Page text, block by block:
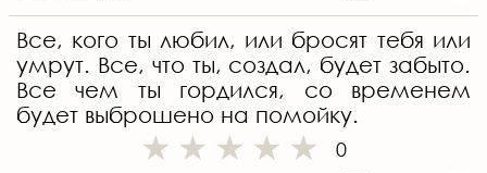
Все, кого ты любил, или бросят тебя или
умрут. Все, что ты, создал, будет забыто.
Все чем ты гордился, со временем
будет выброшено на помойку.
0